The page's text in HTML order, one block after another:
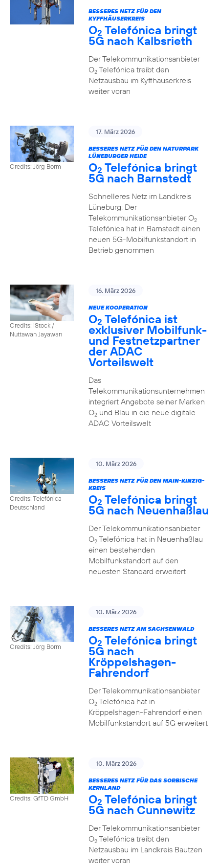
BESSERES NETZ FÜR DEN
KYFFHÄUSERKREIS
O2 Telefónica bringt
5G nach Kalbsrieth
Der Telekommunikationsanbieter
O2Telefónica treibt den
Netzausbau im Kyffhäuserkreis
weiter voran
Credits: Jörg Borm
17. März 2026
BESSERES NETZ FÜR DEN NATURPARK
LÜNEBURGER HEIDE
O2 Telefónica bringt
5G nach Barnstedt
Schnelleres Netz im Landkreis
Lüneburg: Der
Telekommunikationsanbieter O2
Telefónica hat in Barnstedt einen
neuen 5G-Mobilfunkstandort in
Betrieb genommen
Credits: iStock /
Nuttawan Jayawan
16. März 2026
NEUE KOOPERATION
O2 Telefónica ist
exklusiver Mobilfunk-
und Festnetzpartner
der ADAC
Vorteilswelt
Das
Telekommunikationsunternehmen
integriert Angebote seiner Marken
O2und Blau in die neue digitale
ADAC Vorteilswelt
Credits: Telefónica
Deutschland
10. März 2026
BESSERES NETZ FÜR DEN MAIN-KINZIG-
KREIS
O2 Telefónica bringt
5G nach Neuenhaßlau
Der Telekommunikationsanbieter
O2Telefónica hat in Neuenhaßlau
einen bestehenden
Mobilfunkstandort auf den
neuesten Standard erweitert
Credits: Jörg Borm
10. März 2026
BESSERES NETZ AM SACHSENWALD
O2 Telefónica bringt
5G nach
Kröppelshagen-
Fahrendorf
Der Telekommunikationsanbieter
O2Telefónica hat in
Kröppelshagen-Fahrendorf einen
Mobilfunkstandort auf 5G erweitert
Credits: GfTD GmbH
10. März 2026
BESSERES NETZ FÜR DAS SORBISCHE
KERNLAND
O2 Telefónica bringt
5G nach Cunnewitz
Der Telekommunikationsanbieter
O2Telefónica treibt den
Netzausbau im Landkreis Bautzen
weiter voran